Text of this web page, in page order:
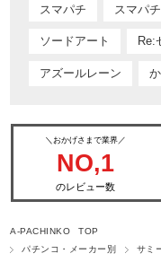
スマパチ スマパ
ソードアート Re:
アズールレーン
＼おかげさまで業界／
NO,1
のレビュー数
A-PACHINKO TOP
パチンコ・メーカー別
サミ